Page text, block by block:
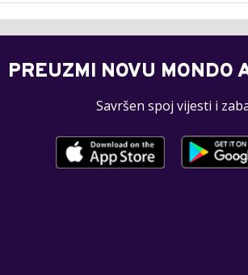
PREUZMI NOVU MONDO
Savršen spoj vijesti i